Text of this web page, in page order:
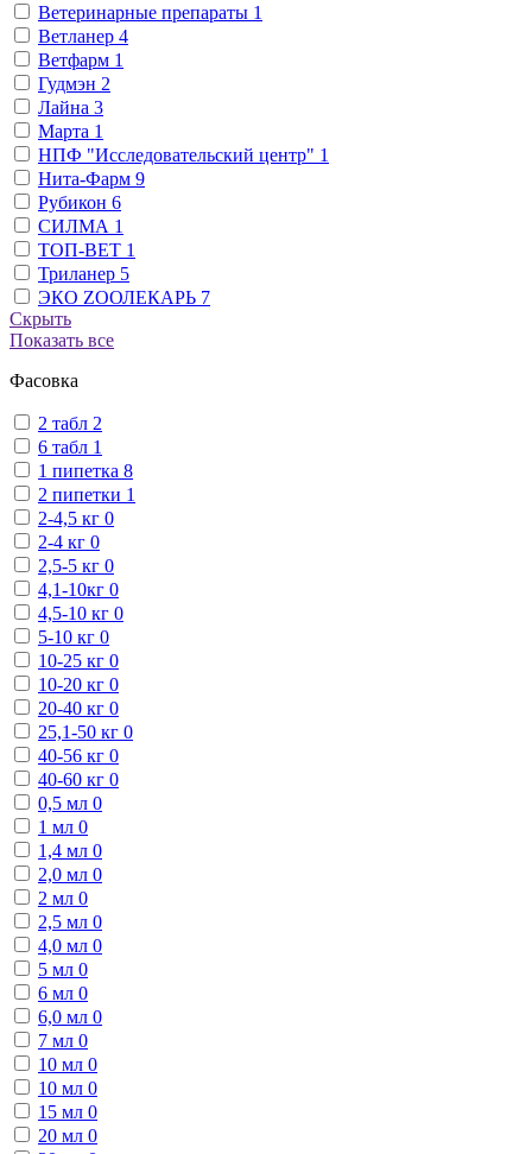
Ветеринарные препараты 1
Ветланер 4
Ветфарм 1
Гудмэн 2
Лайна 3
Марта 1
НПФ "Исследовательский центр" 1
Нита-Фарм 9
Рубикон 6
СИЛМА 1
ТОП-ВЕТ 1
Триланер 5
ЭКО ZООЛЕКАРЬ 7
Скрыть
Показать все
Фасовка
2 табл 2
6 табл 1
1 пипетка 8
2 пипетки 1
2-4,5 кг 0
2-4 кг 0
2,5-5 кг 0
4,1-10кг 0
4,5-10 кг 0
5-10 кг 0
10-25 кг 0
10-20 кг 0
20-40 кг 0
25,1-50 кг 0
40-56 кг 0
40-60 кг 0
0,5 мл 0
1 мл 0
1,4 мл 0
2,0 мл 0
2 мл 0
2,5 мл 0
4,0 мл 0
5 мл 0
6 мл 0
6,0 мл 0
7 мл 0
10 мл 0
10 мл 0
15 мл 0
20 мл 0